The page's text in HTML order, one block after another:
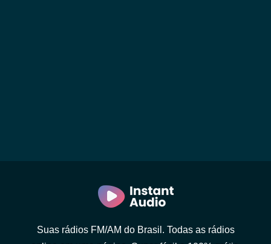
Suas rádios FM/AM do Brasil. Todas as rádios